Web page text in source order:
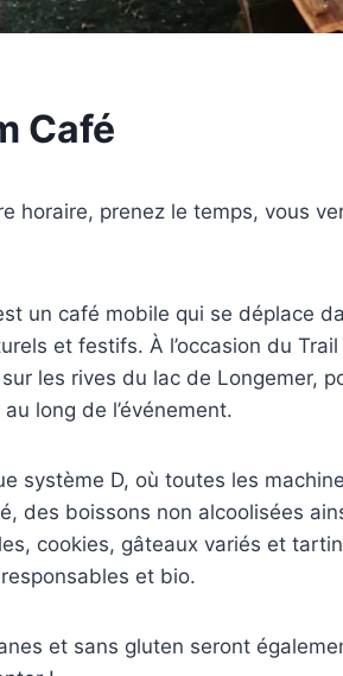
Café
horaire, prenez le temps, vous
un café mobile qui se déplace
et festifs. À l’occasion du
les rives du lac de Longemer,
long de l’événement.
système D, où toutes les
des boissons non alcoolisées
cookies, gâteaux variés et
et bio.
et sans gluten seront